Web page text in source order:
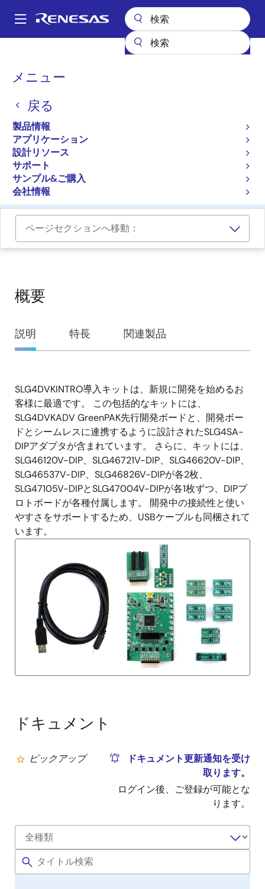
ン
Main
メニュー
戻る
製品情報
アプリケーション
設計リソース
サポート
サンプル&ご購入
会社情報
パ
く
ず
SLG4DVKINTRO
GreenPAK導入キット
SLG4DVKINTRO
ご購入
GreenPAK Advanced Development Platform
User Guide
ページセクションへ移動：
概要
概
要
説明 特長 関連製品
説
明
SLG4DVKINTRO導入キットは、新規に開発を始めるお
客様に最適です。 この包括的なキットには、
SLG4DVKADV GreenPAK先行開発ボードと、開発ボー
ドとシームレスに連携するように設計されたSLG4SA-
DIPアダプタが含まれています。 さらに、キットには、
SLG46120V-DIP、SLG46721V-DIP、SLG46620V-DIP、
SLG46537V-DIP、SLG46826V-DIPが各2枚、
SLG47105V-DIPとSLG47004V-DIPが各1枚ずつ、DIPプ
ロトボードが各種付属します。 開発中の接続性と使い
やすさをサポートするため、USBケーブルも同梱されて
います。
ドキュメント
ピックアップ
ドキュメント更新通知を受け
取ります。
ログイン後、ご登録が可能とな
ります。